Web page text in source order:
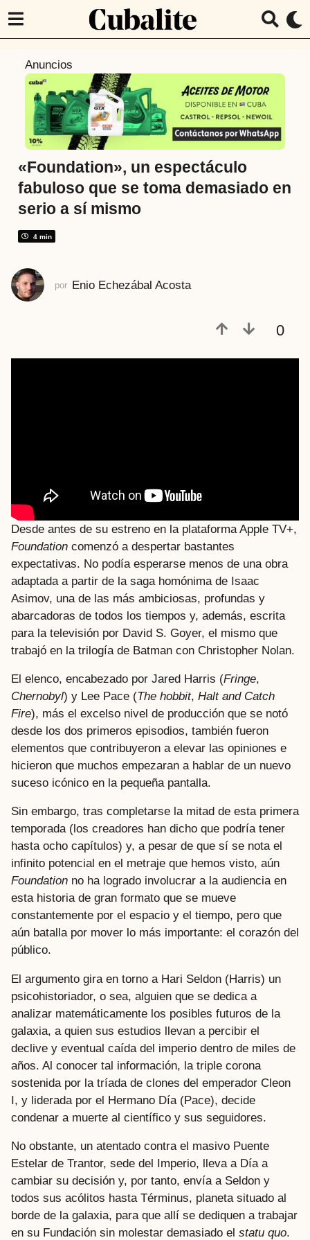
t
r
á
s
5
ñ
o
s
Anuncios
«Foundation», un espectáculo
fabuloso que se toma demasiado en
serio a sí mismo
4 min
por Enio Echezábal Acosta
0
Desde antes de su estreno en la plataforma Apple TV+,
Foundation comenzó a despertar bastantes
expectativas. No podía esperarse menos de una obra
adaptada a partir de la saga homónima de Isaac
Asimov, una de las más ambiciosas, profundas y
abarcadoras de todos los tiempos y, además, escrita
para la televisión por David S. Goyer, el mismo que
trabajó en la trilogía de Batman con Christopher Nolan.
El elenco, encabezado por Jared Harris (Fringe,
Chernobyl) y Lee Pace (The hobbit, Halt and Catch
Fire), más el excelso nivel de producción que se notó
desde los dos primeros episodios, también fueron
elementos que contribuyeron a elevar las opiniones e
hicieron que muchos empezaran a hablar de un nuevo
suceso icónico en la pequeña pantalla.
Sin embargo, tras completarse la mitad de esta primera
temporada (los creadores han dicho que podría tener
hasta ocho capítulos) y, a pesar de que sí se nota el
infinito potencial en el metraje que hemos visto, aún
Foundation no ha logrado involucrar a la audiencia en
esta historia de gran formato que se mueve
constantemente por el espacio y el tiempo, pero que
aún batalla por mover lo más importante: el corazón del
público.
El argumento gira en torno a Hari Seldon (Harris) un
psicohistoriador, o sea, alguien que se dedica a
analizar matemáticamente los posibles futuros de la
galaxia, a quien sus estudios llevan a percibir el
declive y eventual caída del imperio dentro de miles de
años. Al conocer tal información, la triple corona
sostenida por la tríada de clones del emperador Cleon
I, y liderada por el Hermano Día (Pace), decide
condenar a muerte al científico y sus seguidores.
No obstante, un atentado contra el masivo Puente
Estelar de Trantor, sede del Imperio, lleva a Día a
cambiar su decisión y, por tanto, envía a Seldon y
todos sus acólitos hasta Términus, planeta situado al
borde de la galaxia, para que allí se dediquen a trabajar
en su Fundación sin molestar demasiado el statu quo.